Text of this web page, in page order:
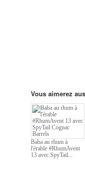
Vous aimerez
Baba au rhum à
l'érable #RhumAvent
13 avec SpyTail...